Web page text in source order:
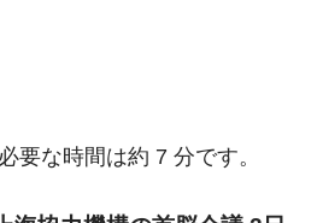
要な時間は約 7 分です。